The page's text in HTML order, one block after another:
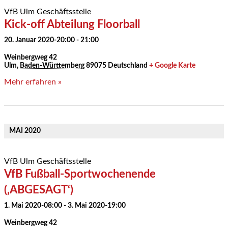
VfB Ulm Geschäftsstelle
Kick-off Abteilung Floorball
20. Januar 2020-20:00 - 21:00
Weinbergweg 42
Ulm, Baden-Württemberg 89075 Deutschland + Google Karte
Mehr erfahren »
MAI 2020
VfB Ulm Geschäftsstelle
VfB Fußball-Sportwochenende
(‚ABGESAGT‘)
1. Mai 2020-08:00 - 3. Mai 2020-19:00
Weinbergweg 42